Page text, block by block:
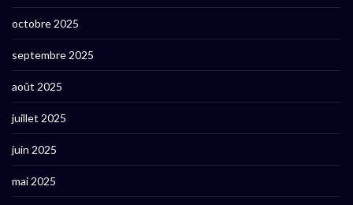
octobre 2025
septembre 2025
août 2025
juillet 2025
juin 2025
mai 2025